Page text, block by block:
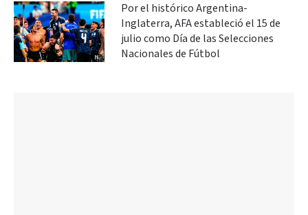
Por el histórico Argentina-
Inglaterra, AFA estableció el 15 de
julio como Día de las Selecciones
Nacionales de Fútbol